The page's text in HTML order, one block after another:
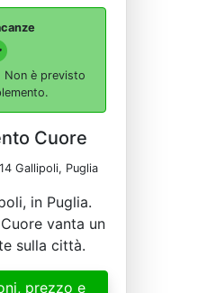
Non è previsto
Cuore
Gallipoli, Puglia
in Puglia.
vanta un
sulla città.
prezzo e